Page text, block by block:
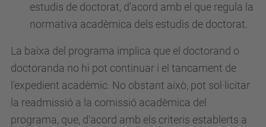
estudis de doctorat, d'acord amb el que regula la
normativa acadèmica dels estudis de doctorat.
La baixa del programa implica que el doctorand o
doctoranda no hi pot continuar i el tancament de
l'expedient acadèmic. No obstant això, pot sol·licitar
la readmissió a la comissió acadèmica del
programa, que, d'acord amb els criteris establerts a